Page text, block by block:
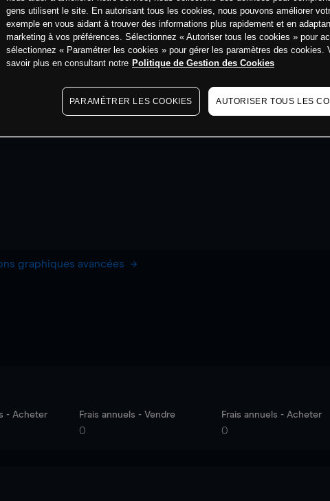
graphiques avancées
- Acheter Frais annuels - Vendre
0
Frais annuels - Acheter
0
gens utilisent le site. En autorisant tous les cookies, nous pouvons améliorer
exemple en vous aidant à trouver des informations plus rapidement et en
marketing à vos préférences. Sélectionnez « Autoriser tous les cookies » pour
sélectionnez « Paramétrer les cookies » pour gérer les paramètres des cookies.
savoir plus en consultant notre Politique de Gestion des Cookies
PARAMÉTRER LES COOKIES AUTORISER TOUS LES